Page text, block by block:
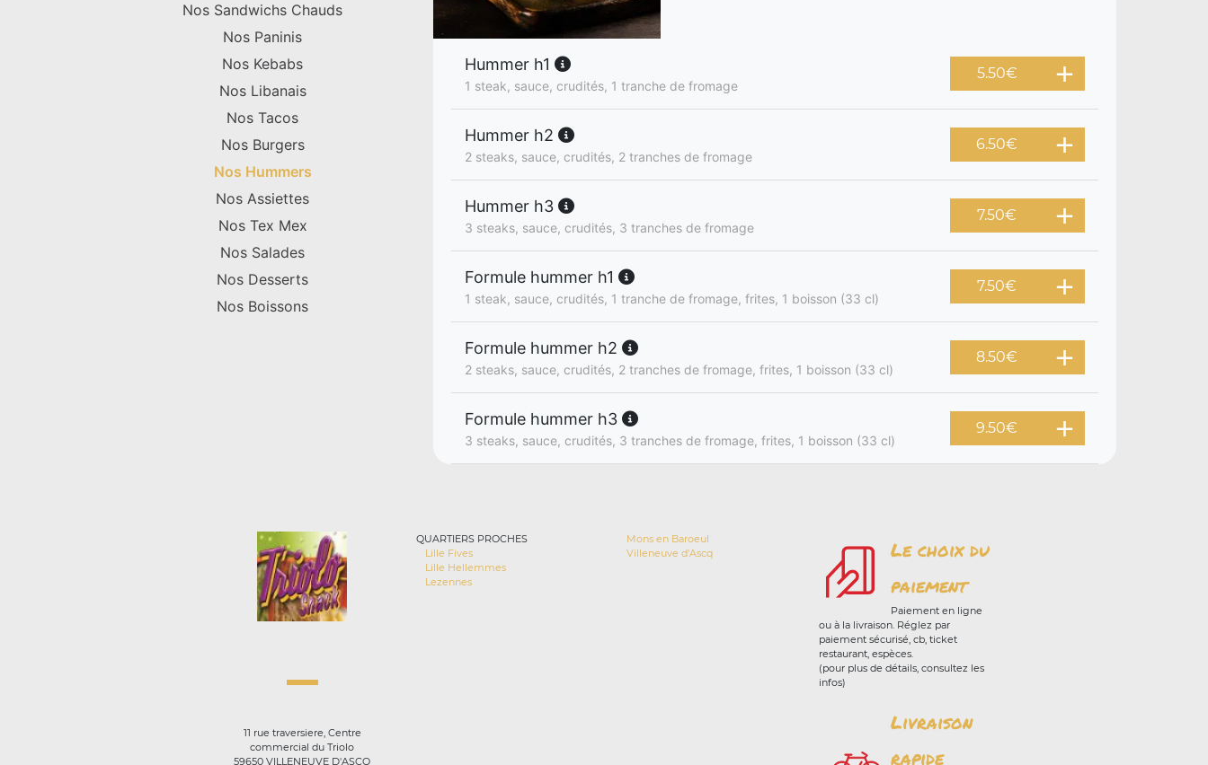
Nos Sandwichs Chauds
Nos Paninis
Nos Kebabs
Nos Libanais
Nos Tacos
Nos Burgers
Nos Hummers
Nos Assiettes
Nos Tex Mex
Nos Salades
Nos Desserts
Nos Boissons
Hummer h1
1 steak, sauce, crudités, 1 tranche de fromage
5.50€
Hummer h2
2 steaks, sauce, crudités, 2 tranches de fromage
6.50€
Hummer h3
3 steaks, sauce, crudités, 3 tranches de fromage
7.50€
Formule hummer h1
1 steak, sauce, crudités, 1 tranche de fromage, frites, 1 boisson (33 cl)
7.50€
Formule hummer h2
2 steaks, sauce, crudités, 2 tranches de fromage, frites, 1 boisson (33 cl)
8.50€
Formule hummer h3
3 steaks, sauce, crudités, 3 tranches de fromage, frites, 1 boisson (33 cl)
9.50€
11 rue traversiere, Centre
commercial du Triolo
59650 VILLENEUVE D'ASCQ
QUARTIERS PROCHES
Lille Fives
Lille Hellemmes
Lezennes
Mons en Baroeul
Villeneuve d'Ascq
Le choix du
paiement
Paiement en ligne
ou à la livraison. Réglez par
paiement sécurisé, cb, ticket
restaurant, espèces.
(pour plus de détails, consultez les
infos)
Livraison
rapide